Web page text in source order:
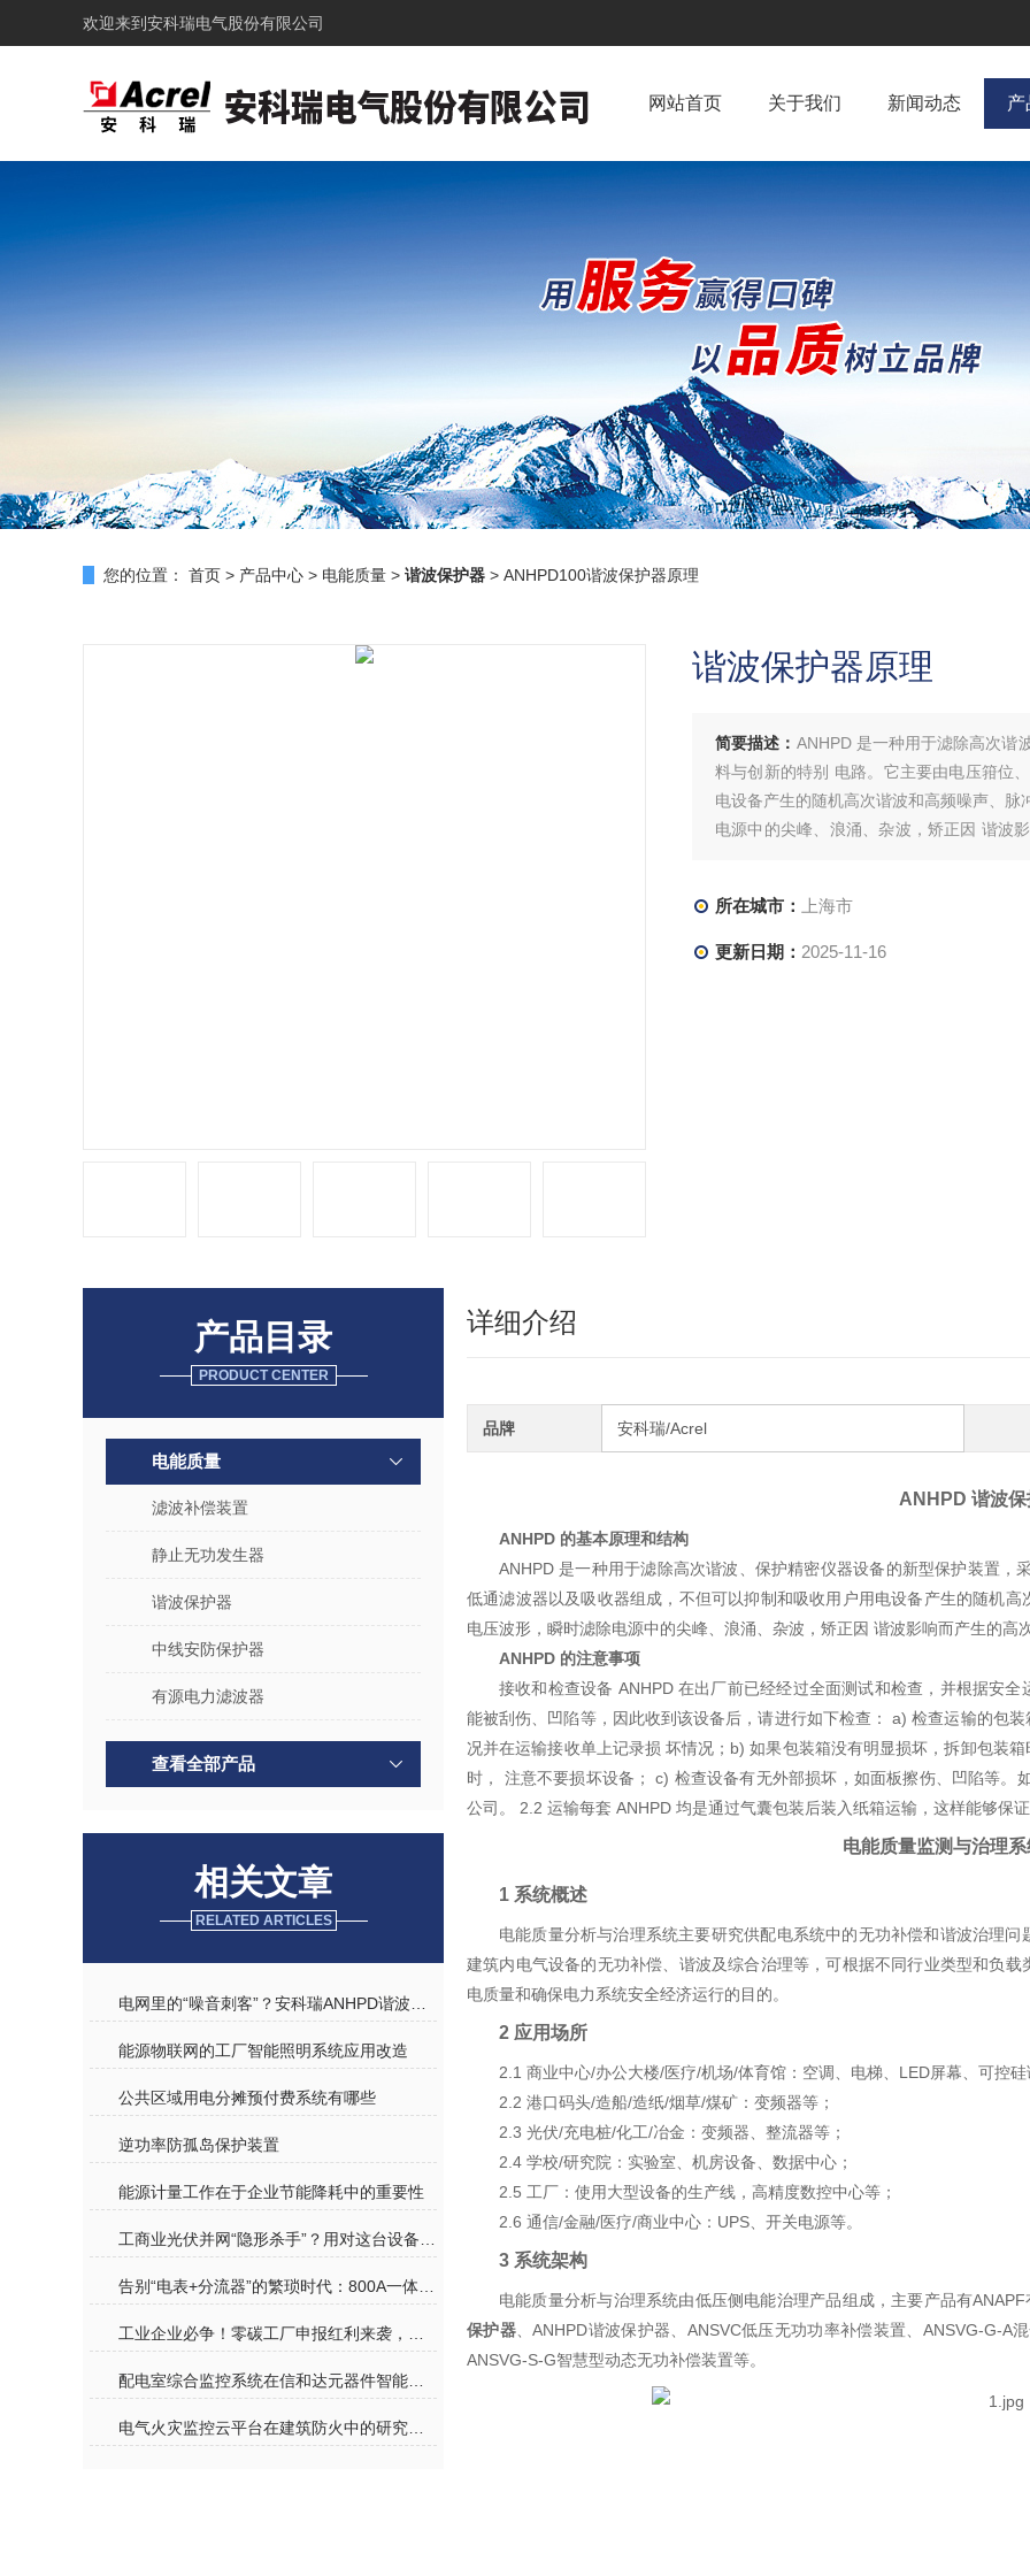
欢迎来到 安科瑞电气股份有限公司
网站首页 关于我们 新闻动态 产
您的位置： 首页 > 产品中心 > 电能质量 > 谐波保护器 > ANHPD100谐波保护器原理
谐波保护器原理
简要描述： ANHPD 是一种用于滤除高次谐
料与创新的特别 电路。它主要由电压箝位
电设备产生的随机高次谐波和高频噪声、
电源中的尖峰、浪涌、杂波，矫正因 谐波
所在城市： 上海市
更新日期： 2025-11-16
产品目录
PRODUCT CENTER
电能质量
滤波补偿装置
静止无功发生器
谐波保护器
中线安防保护器
有源电力滤波器
查看全部产品
相关文章
RELATED ARTICLES
能源物联网的工厂智能照明系统应用改造
公共区域用电分摊预付费系统有哪些
逆功率防孤岛保护装置
能源计量工作在于企业节能降耗中的重要性
详细介绍
品牌 安科瑞/Acrel
ANHPD 谐波保
ANHPD 的基本原理和结构
ANHPD 是一种用于滤除高次谐波、保护精密仪器设备的新型保护装置
低通滤波器以及吸收器组成，不但可以抑制和吸收用户用电设备产生的随机
电压波形，瞬时滤除电源中的尖峰、浪涌、杂波，矫正因 谐波影响而产生的
ANHPD 的注意事项
接收和检查设备 ANHPD 在出厂前已经经过全面测试和检查，并根据安
能被刮伤、凹陷等，因此收到该设备后，请进行如下检查： a) 检查运输的包
况并在运输接收单上记录损 坏情况；b) 如果包装箱没有明显损坏，拆卸包装
时， 注意不要损坏设备； c) 检查设备有无外部损坏，如面板擦伤、凹陷等
公司。 2.2 运输每套 ANHPD 均是通过气囊包装后装入纸箱运输，这样能够保
电能质量监测与治理
1 系统概述
电能质量分析与治理系统主要研究供配电系统中的无功补偿和谐波治理
建筑内电气设备的无功补偿、谐波及综合治理等，可根据不同行业类型和负
电质量和确保电力系统安全经济运行的目的。
2 应用场所
2.1 商业中心/办公大楼/医疗/机场/体育馆：空调、电梯、LED屏幕、可控
2.2 港口码头/造船/造纸/烟草/煤矿：变频器等；
2.3 光伏/充电桩/化工/冶金：变频器、整流器等；
2.4 学校/研究院：实验室、机房设备、数据中心；
2.5 工厂：使用大型设备的生产线，高精度数控中心等；
2.6 通信/金融/医疗/商业中心：UPS、开关电源等。
3 系统架构
电能质量分析与治理系统由低压侧电能治理产品组成，主要产品有
保护器、ANHPD谐波保护器、ANSVC低压无功功率补偿装置、ANSVG-G-A
ANSVG-S-G智慧型动态无功补偿装置等。